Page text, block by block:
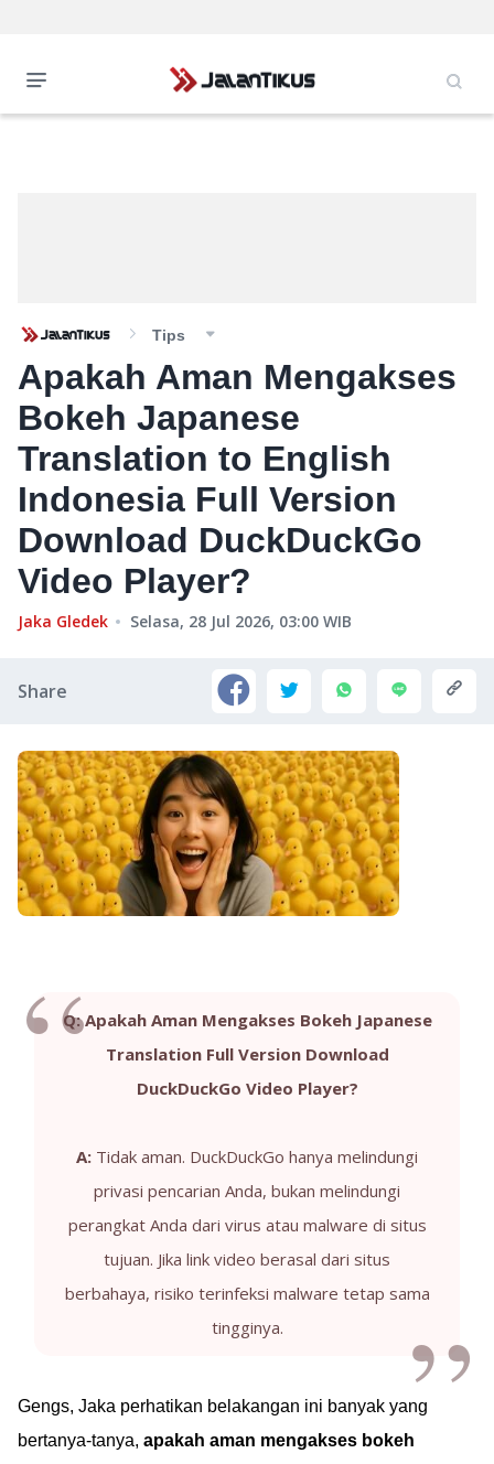
Tips
Apakah Aman Mengakses
Bokeh Japanese
Translation to English
Indonesia Full Version
Download DuckDuckGo
Video Player?
Jaka Gledek Selasa, 28 Jul 2026, 03:00 WIB
Share
Q: Apakah Aman Mengakses Bokeh Japanese
Translation Full Version Download
DuckDuckGo Video Player?
A: Tidak aman. DuckDuckGo hanya melindungi
privasi pencarian Anda, bukan melindungi
perangkat Anda dari virus atau malware di situs
tujuan. Jika link video berasal dari situs
berbahaya, risiko terinfeksi malware tetap sama
tingginya.
Gengs, Jaka perhatikan belakangan ini banyak yang
bertanya-tanya, apakah aman mengakses bokeh